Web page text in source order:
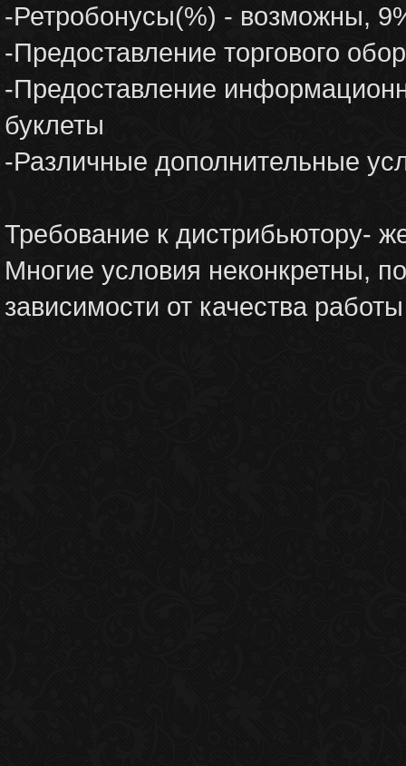
-Ретробонусы(%) - возможны,
-Предоставление торгового
-Предоставление
буклеты
-Различные дополнительные
Требование к дистрибьютору-
Многие условия неконкретны,
зависимости от качества работы